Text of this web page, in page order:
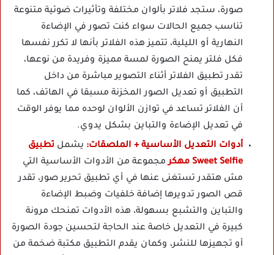
صورة، ستجد فلاتر بألوان مختلفة وتأثيرات ضوئية متنوعة
تناسب جميع الحالات سواء كنت تصور في الإضاءة
النهارية أو الليلية، تتميز هذه الفلاتر بأنها لا تكرر نفسها
فكل فلتر يمنح الصورة لمسة مميزة وفريدة من نوعها،
تقدر تطبيق الفلاتر أثناء التصوير مباشرة من داخل
التطبيق أو تعديل الصور المخزنة مسبقا في الهاتف، كما
أن الفلاتر تساعد في توازن الألوان لوحده مما يوفر الوقت
في تعديل الإضاءة والتباين بشكل يدوي.
أدوات التعديل الأساسية + الملصقات: يشمل تطبيق
Sweet Selfie مهكر
مجموعة من الأدوات الأساسية التي
مش هتقدر تستغنى عنها في أي تطبيق تحرير صور، تقدر
قص الصور تدويرها إضافة خلفيات وضبط الإضاءة
والتباين والتشبع بسهولة، هذه الأدوات تمنحك مرونة
كبيرة في التعديل خاصة عند الحاجة لتحسين جودة الصورة
أو تجهيزها للنشر، وكمان يقدم التطبيق مكتبة ضخمة من